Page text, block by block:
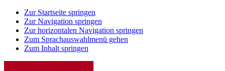
Zur Startseite springen
Zur Navigation springen
Zur horizontalen Navigation springen
Zum Sprachauswahlmenü gehen
Zum Inhalt springen